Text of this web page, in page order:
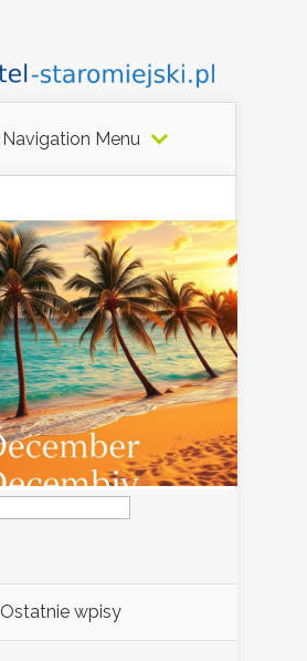
Navigation Menu
Ostatnie wpisy